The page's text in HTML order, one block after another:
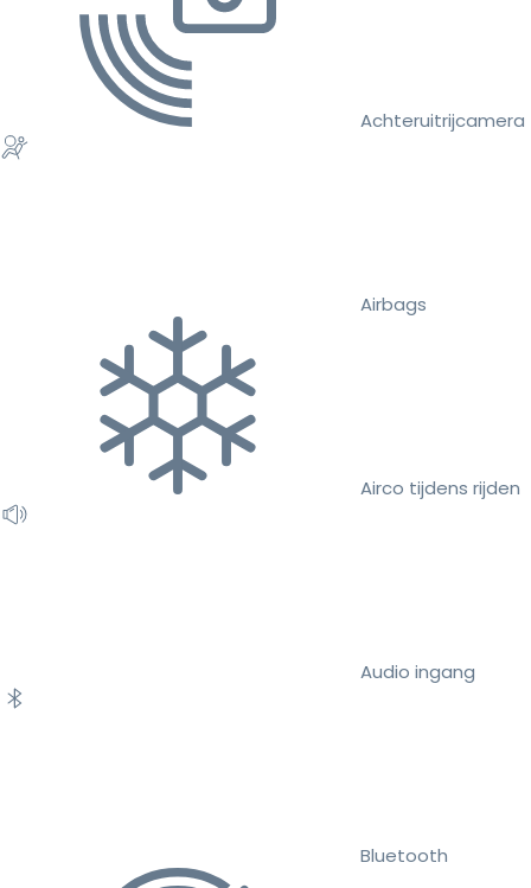
Achteruitrijcamera
Airbags
Airco tijdens rijden
Audio ingang
Bluetooth